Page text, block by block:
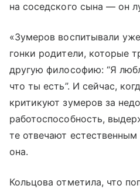
на соседского сына — он
«Зумеров воспитывали
гонки родители, которые
другую философию: “Я
что ты есть”. И сейчас,
критикуют зумеров за
работоспособность,
те отвечают
она.
Кольцова отметила, что